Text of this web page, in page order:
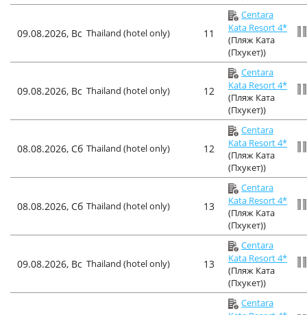
09.08.2026, Вс Thailand (hotel only) 11
Centara
Kata Resort 4*
(Пляж Ката
(Пхукет))
09.08.2026, Вс Thailand (hotel only) 12
Centara
Kata Resort 4*
(Пляж Ката
(Пхукет))
08.08.2026, Сб Thailand (hotel only) 12
Centara
Kata Resort 4*
(Пляж Ката
(Пхукет))
08.08.2026, Сб Thailand (hotel only) 13
Centara
Kata Resort 4*
(Пляж Ката
(Пхукет))
09.08.2026, Вс Thailand (hotel only) 13
Centara
Kata Resort 4*
(Пляж Ката
(Пхукет))
Centara